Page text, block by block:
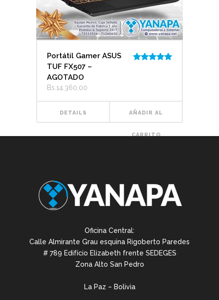
Portátil Gamer ASUS
TUF FX507 –
AGOTADO
Bs. 14.360,00
DETAILS AÑADIR AL
CARRITO
Oficina Central:
Calle Almirante Grau esquina Rigoberto Paredes
# 789 Edifício Elizabeth frente SEDEGES
Zona Alto San Pedro
La Paz – Bolivia